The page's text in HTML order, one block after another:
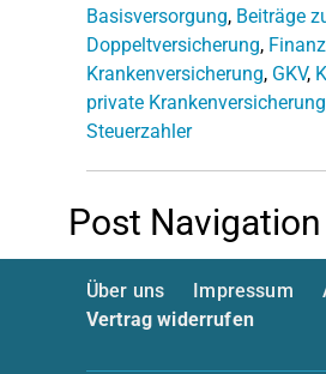
Basisversorgung, Beiträge
Doppeltversicherung,
Krankenversicherung, GKV,
private Krankenversicherung
Steuerzahler
Post Navigation
Über uns Impressum
Vertrag widerrufen